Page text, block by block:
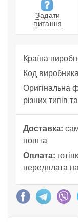
Задати
питання
Країна
Код
Оригінальна
різних типів
Доставка:
пошта
Оплата:
передплата